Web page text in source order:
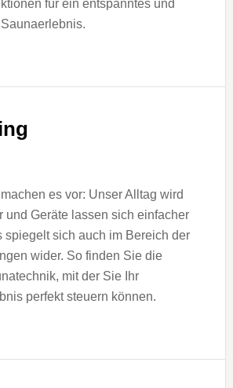
für ein entspanntes und
es vor: Unser Alltag wird
und Geräte lassen sich einfacher
spiegelt sich auch im Bereich der
wider. So finden Sie die
mit der Sie Ihr
perfekt steuern können.